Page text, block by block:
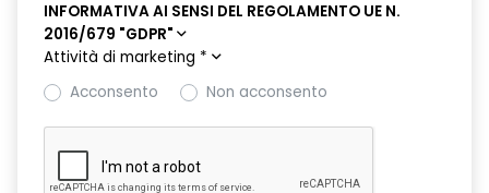
INFORMATIVA AI SENSI DEL REGOLAMENTO UE N.
2016/679 "GDPR"
Attività di marketing *
Acconsento
Non acconsento